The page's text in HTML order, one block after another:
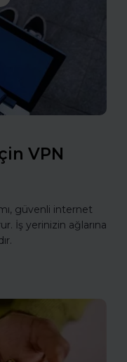
VPN
güvenli internet
İş yerinizin ağlarına